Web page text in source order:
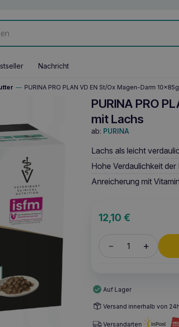
Nachricht
— PURINA PRO PLAN VD EN St/Ox Magen-Darm
PURINA PRO
mit Lachs
ab: PURINA
Lachs als leicht
Hohe Verdaulichkeit
Anreicherung mit
12,10€
– +
Auf Lager
Versand innerhalb von 24h
Versandarten